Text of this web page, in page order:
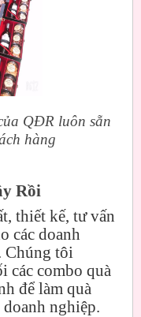
QĐR luôn sẵn
hàng
Rồi
thiết kế, tư vấn
các doanh
Chúng tôi
các combo quà
để làm quà
nghiệp.